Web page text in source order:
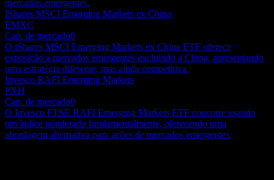
mercados emergentes.
IShares MSCI Emerging Markets ex China
EMXC
Cap. de mercado0
O iShares MSCI Emerging Markets ex China ETF oferece
exposição a mercados emergentes excluindo a China, apresentando
uma estratégia diferente, mas ainda competitiva.
Invesco RAFI Emerging Markets
PXH
Cap. de mercado0
O Invesco FTSE RAFI Emerging Markets ETF concorre usando
um índice ponderado fundamentalmente, oferecendo uma
abordagem alternativa para ações de mercados emergentes.